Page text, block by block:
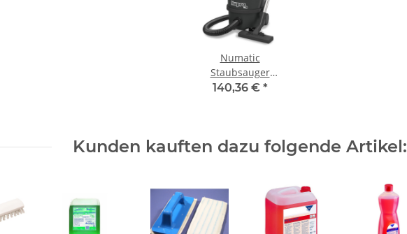
Numatic
Staubsauger
"Nupro Reflo"
140,36 € *
Kunden kauften dazu folgende Artikel: